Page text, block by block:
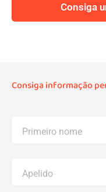
Consiga
Consiga informação
Primeiro nome
Apelido